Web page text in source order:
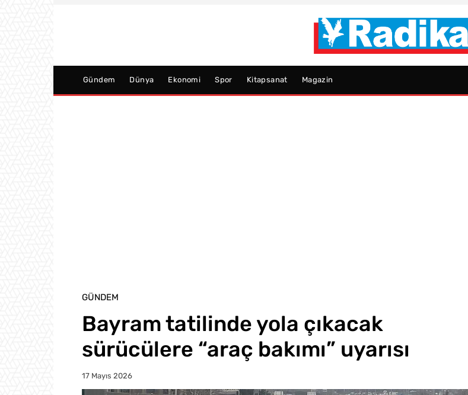
Gündem Dünya Ekonomi Spor Kitapsanat Magazin
GÜNDEM
Bayram tatilinde yola çıkacak
sürücülere “araç bakımı” uyarısı
17 Mayıs 2026